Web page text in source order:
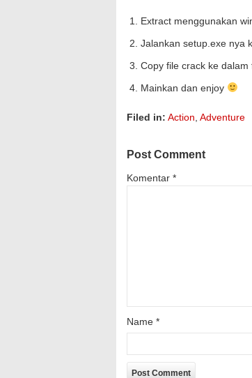
Extract menggunakan
Jalankan setup.exe nya
Copy file crack ke
Mainkan dan enjoy
Filed in: Action Adventure
Post Comment
Komentar *
Name *